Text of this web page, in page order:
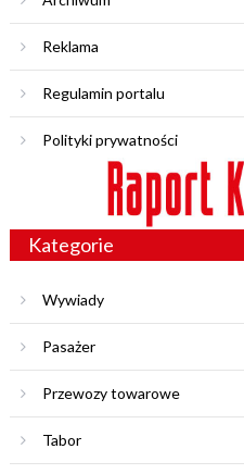
Reklama
Regulamin portalu
Polityki prywatności
Kategorie
Wywiady
Pasażer
Przewozy towarowe
Tabor